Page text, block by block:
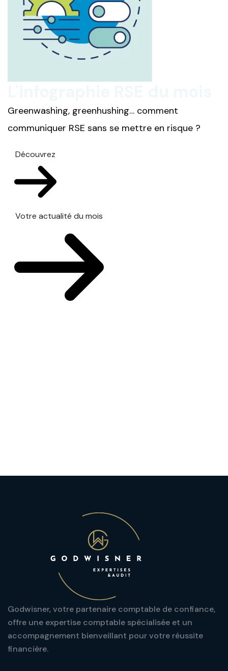
Greenwashing, greenhushing… comment
communiquer RSE sans se mettre en risque ?
Découvrez
Votre actualité du mois
Godwisner, votre partenaire comptable de confiance,
offre une expertise comptable spécialisée et un
accompagnement bienveillant pour votre réussite
financière.